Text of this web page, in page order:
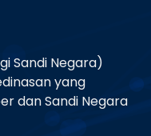
Sandi Negara)
yang
dan Sandi Negara